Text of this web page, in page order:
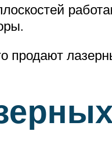
продают